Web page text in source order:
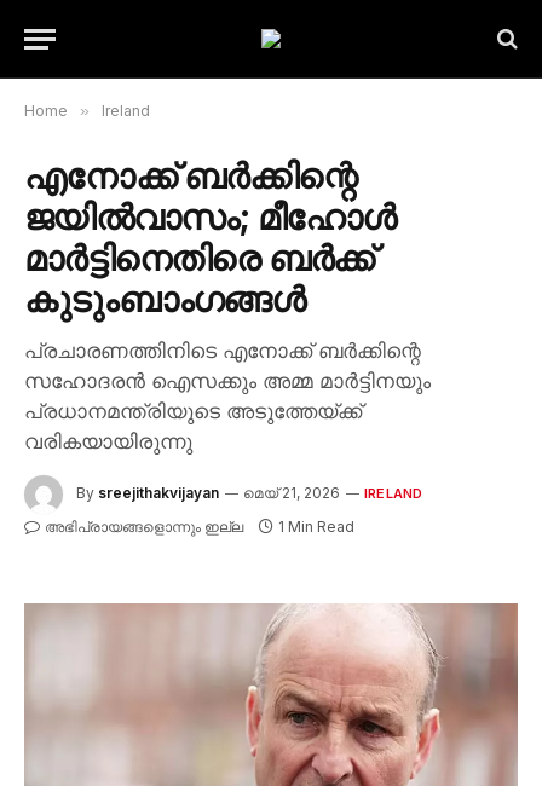
Home » Ireland
എനോക്ക് ബർക്കിന്റെ
ജയിൽവാസം; മീഹോൾ
മാർട്ടിനെതിരെ ബർക്ക്
കുടുംബാംഗങ്ങൾ
പ്രചാരണത്തിനിടെ എനോക്ക് ബർക്കിന്റെ
സഹോദരൻ ഐസക്കും അമ്മ മാർട്ടിനയും
പ്രധാനമന്ത്രിയുടെ അടുത്തേയ്ക്ക്
വരികയായിരുന്നു
By sreejithakvijayan മെയ്‌ 21, 2026 IRELAND
അഭിപ്രായങ്ങളൊന്നും ഇല്ല 1 Min Read